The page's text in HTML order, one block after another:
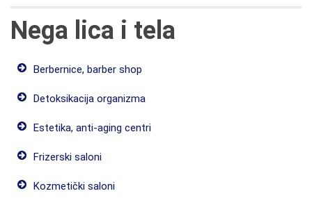
Nega lica i tela
Berbernice, barber shop
Detoksikacija organizma
Estetika, anti-aging centri
Frizerski saloni
Kozmetički saloni